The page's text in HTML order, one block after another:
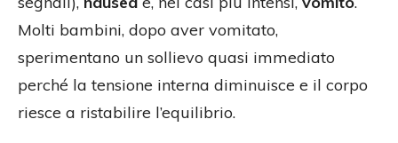
Molti bambini, dopo aver vomitato,
sperimentano un sollievo quasi immediato
perché la tensione interna diminuisce e il corpo
riesce a ristabilire l’equilibrio.